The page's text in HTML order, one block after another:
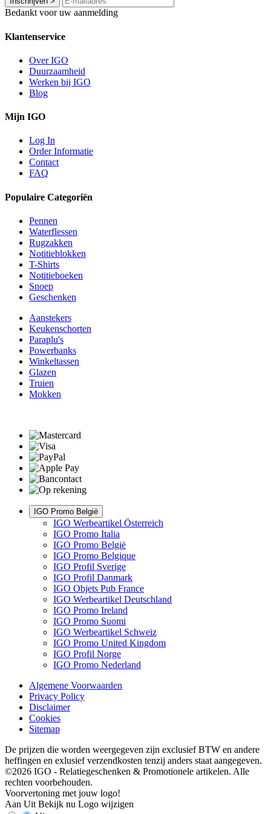
Bedankt voor uw aanmelding
Klantenservice
Over IGO
Duurzaamheid
Werken bij IGO
Blog
Mijn IGO
Log In
Order Informatie
Contact
FAQ
Populaire Categoriën
Pennen
Waterflessen
Rugzakken
Notitieblokken
T-Shirts
Notitieboeken
Snoep
Geschenken
Aanstekers
Keukenschorten
Paraplu's
Powerbanks
Winkeltassen
Glazen
Truien
Mokken
IGO Promo België
IGO Werbeartikel Österreich
IGO Promo Italia
IGO Promo België
IGO Promo Belgique
IGO Profil Sverige
IGO Profil Danmark
IGO Objets Pub France
IGO Werbeartikel Deutschland
IGO Promo Ireland
IGO Promo Suomi
IGO Werbeartikel Schweiz
IGO Promo United Kingdom
IGO Profil Norge
IGO Promo Nederland
Algemene Voorwaarden
Privacy Policy
Disclaimer
Cookies
Sitemap
De prijzen die worden weergegeven zijn exclusief BTW en andere
heffingen en exlusief verzendkosten tenzij anders staat aangegeven.
©2026 IGO - Relatiegeschenken & Promotionele artikelen. Alle
rechten voorbehouden.
Voorvertoning met jouw logo!
Aan Uit Bekijk nu Logo wijzigen